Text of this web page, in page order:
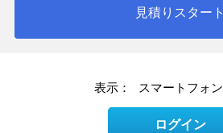
見積りスタート
表示： スマートフォン
ログイン